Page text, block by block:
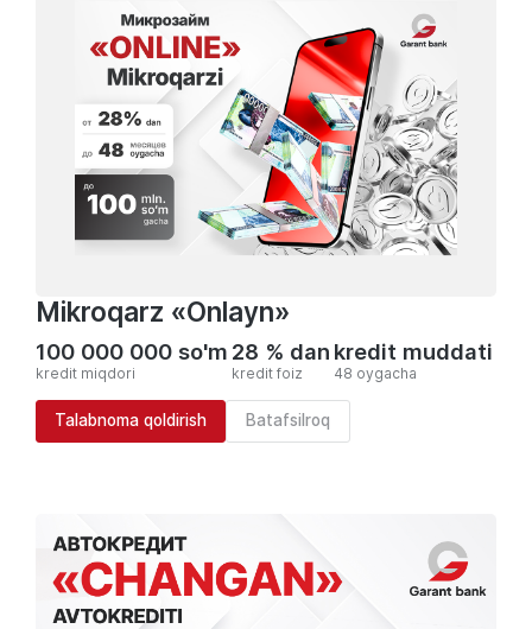
Mikroqarz «Onlayn»
100 000 000 so'm
kredit miqdori
28 % dan
kredit foiz
kredit muddati
48 oygacha
Talabnoma qoldirish Batafsilroq